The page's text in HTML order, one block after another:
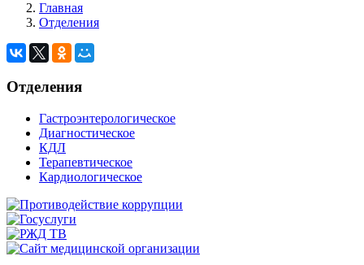
Главная
Отделения
Отделения
Гастроэнтерологическое
Диагностическое
КДЛ
Терапевтическое
Кардиологическое